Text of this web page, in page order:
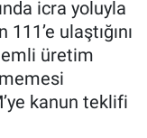
icra yoluyla
111’e ulaştığını
üretim
kanun teklifi